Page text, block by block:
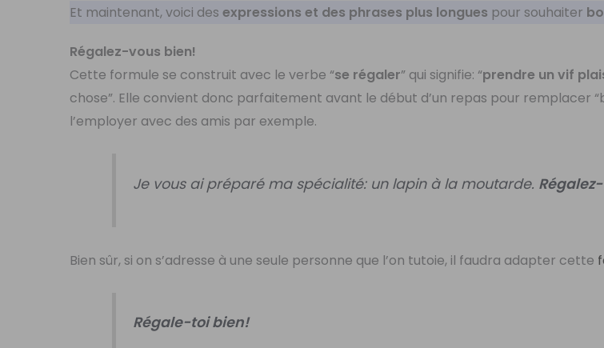
Et maintenant, voici desexpressions et des phrases plus longues pour souhaiter
Régalez-vous bien!
Cette formule se construit avec le verbe “se régaler” qui signifie: “prendre un vif
chose”. Elle convient donc parfaitement avant le début d’un repas pour remplacer
l’employer avec des amis par exemple.
Je vous ai préparé ma spécialité: un lapin à la moutarde.
Bien sûr, si on s’adresse à une seule personne que l’on tutoie, il faudra adapter cette
Régale-toi bien!